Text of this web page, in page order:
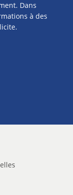
Dans
à des